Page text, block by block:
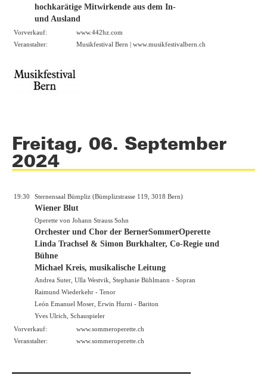
hochkarätige Mitwirkende aus dem In-
und Ausland
Vorverkauf:
www.442hz.com
Veranstalter:
Musikfestival Bern | www.musikfestivalbern.ch
Freitag, 06. September
2024
19:30 Sternensaal Bümpliz (Bümplizstrasse 119, 3018 Bern)
Wiener Blut
Operette von Johann Strauss Sohn
Orchester und Chor der BernerSommerOperette
Linda Trachsel & Simon Burkhalter, Co-Regie und
Bühne
Michael Kreis, musikalische Leitung
Andrea Suter, Ulla Westvik, Stephanie Bühlmann - Sopran
Raimund Wiederkehr - Tenor
León Emanuel Moser, Erwin Hurni - Bariton
Yves Ulrich, Schauspieler
Vorverkauf:
www.sommeroperette.ch
Veranstalter:
www.sommeroperette.ch